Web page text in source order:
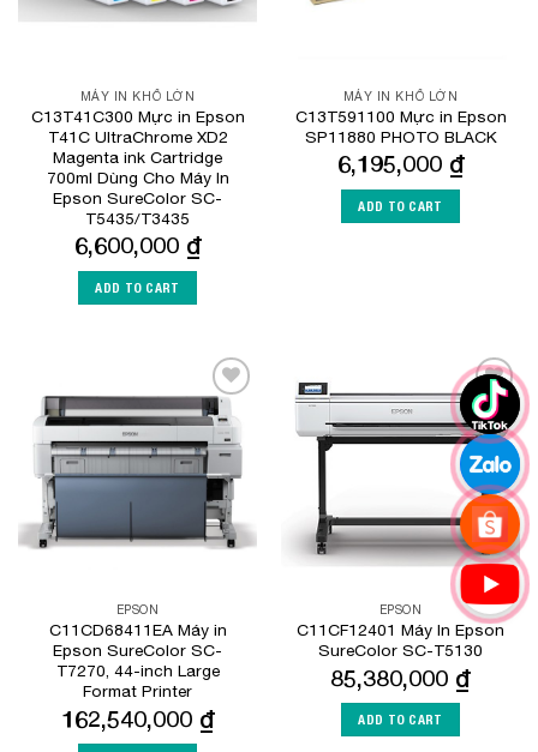
MÁY IN KHỔ LỚN
C13T41C300 Mực in Epson
T41C UltraChrome XD2
Magenta ink Cartridge
700ml Dùng Cho Máy In
Epson SureColor SC-
T5435/T3435
6,600,000 ₫
ADD TO CART
MÁY IN KHỔ LỚN
C13T591100 Mực in Epson
SP11880 PHOTO BLACK
6,195,000 ₫
ADD TO CART
Add to
Wishlist
EPSON
C11CD68411EA Máy in
Epson SureColor SC-
T7270, 44-inch Large
Format Printer
162,540,000 ₫
Add to
Wishlist
EPSON
C11CF12401 Máy In Epson
SureColor SC-T5130
85,380,000 ₫
ADD TO CART